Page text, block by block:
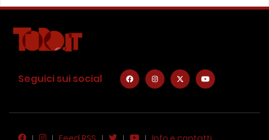
Seguici sui social